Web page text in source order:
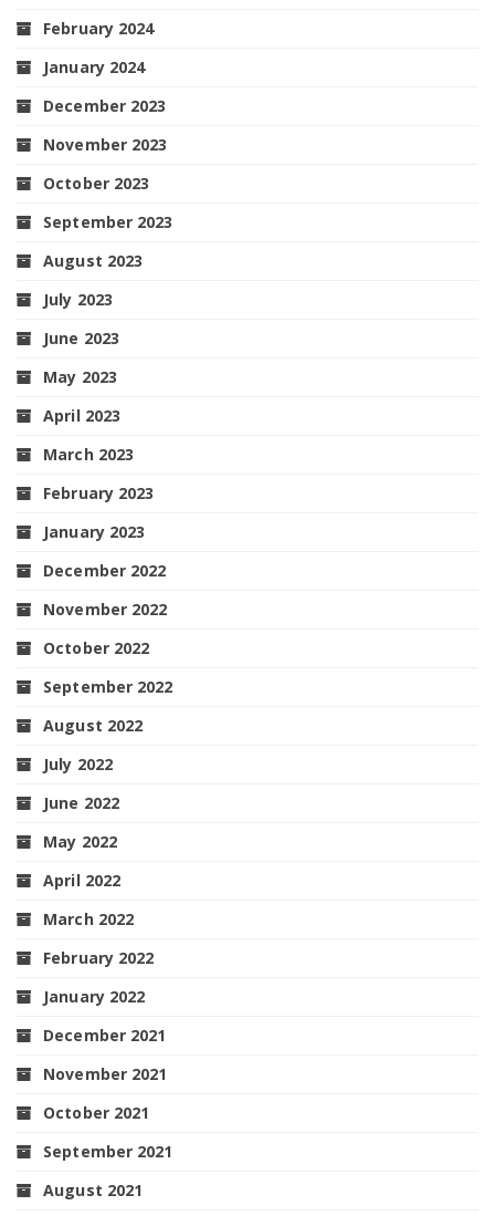
February 2024
January 2024
December 2023
November 2023
October 2023
September 2023
August 2023
July 2023
June 2023
May 2023
April 2023
March 2023
February 2023
January 2023
December 2022
November 2022
October 2022
September 2022
August 2022
July 2022
June 2022
May 2022
April 2022
March 2022
February 2022
January 2022
December 2021
November 2021
October 2021
September 2021
August 2021